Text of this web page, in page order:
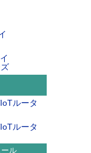
ルータ
ルータ
ル